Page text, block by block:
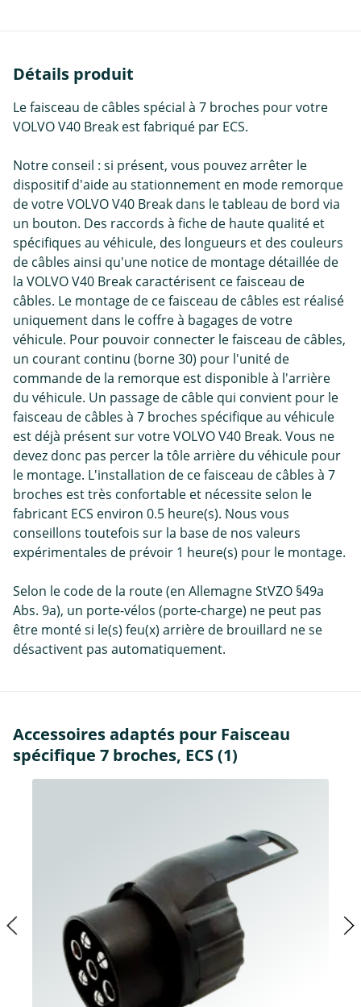
Détails produit
Le faisceau de câbles spécial à 7 broches pour votre
VOLVO V40 Break est fabriqué par ECS.
Notre conseil : si présent, vous pouvez arrêter le
dispositif d'aide au stationnement en mode remorque
de votre VOLVO V40 Break dans le tableau de bord via
un bouton. Des raccords à fiche de haute qualité et
spécifiques au véhicule, des longueurs et des couleurs
de câbles ainsi qu'une notice de montage détaillée de
la VOLVO V40 Break caractérisent ce faisceau de
câbles. Le montage de ce faisceau de câbles est réalisé
uniquement dans le coffre à bagages de votre
véhicule. Pour pouvoir connecter le faisceau de câbles,
un courant continu (borne 30) pour l'unité de
commande de la remorque est disponible à l'arrière
du véhicule. Un passage de câble qui convient pour le
faisceau de câbles à 7 broches spécifique au véhicule
est déjà présent sur votre VOLVO V40 Break. Vous ne
devez donc pas percer la tôle arrière du véhicule pour
le montage. L'installation de ce faisceau de câbles à 7
broches est très confortable et nécessite selon le
fabricant ECS environ 0.5 heure(s). Nous vous
conseillons toutefois sur la base de nos valeurs
expérimentales de prévoir 1 heure(s) pour le montage.
Selon le code de la route (en Allemagne StVZO §49a
Abs. 9a), un porte-vélos (porte-charge) ne peut pas
être monté si le(s) feu(x) arrière de brouillard ne se
désactivent pas automatiquement.
Accessoires adaptés pour Faisceau
spécifique 7 broches, ECS (1)